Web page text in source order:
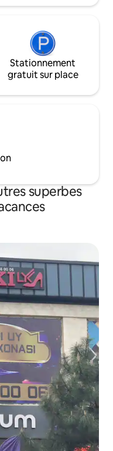
Stationnement
gratuit sur place
superbes